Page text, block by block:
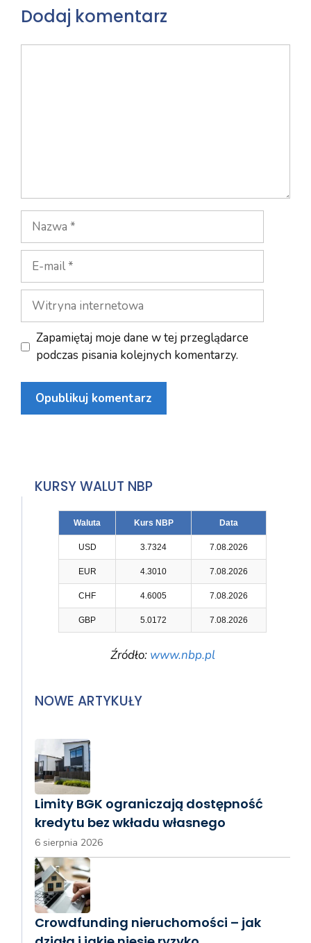
Dodaj komentarz
Nazwa
mail
Witryna
internetowa
Zapamiętaj moje dane w tej przeglądarce
podczas pisania kolejnych komentarzy.
KURSY WALUT NBP
Waluta Kurs NBP Data
USD 3.7324 7.08.2026
EUR 4.3010 7.08.2026
CHF 4.6005 7.08.2026
GBP 5.0172 7.08.2026
Źródło: www.nbp.pl
NOWE ARTYKUŁY
Limity BGK ograniczają dostępność
kredytu bez wkładu własnego
6 sierpnia 2026
Crowdfunding nieruchomości – jak